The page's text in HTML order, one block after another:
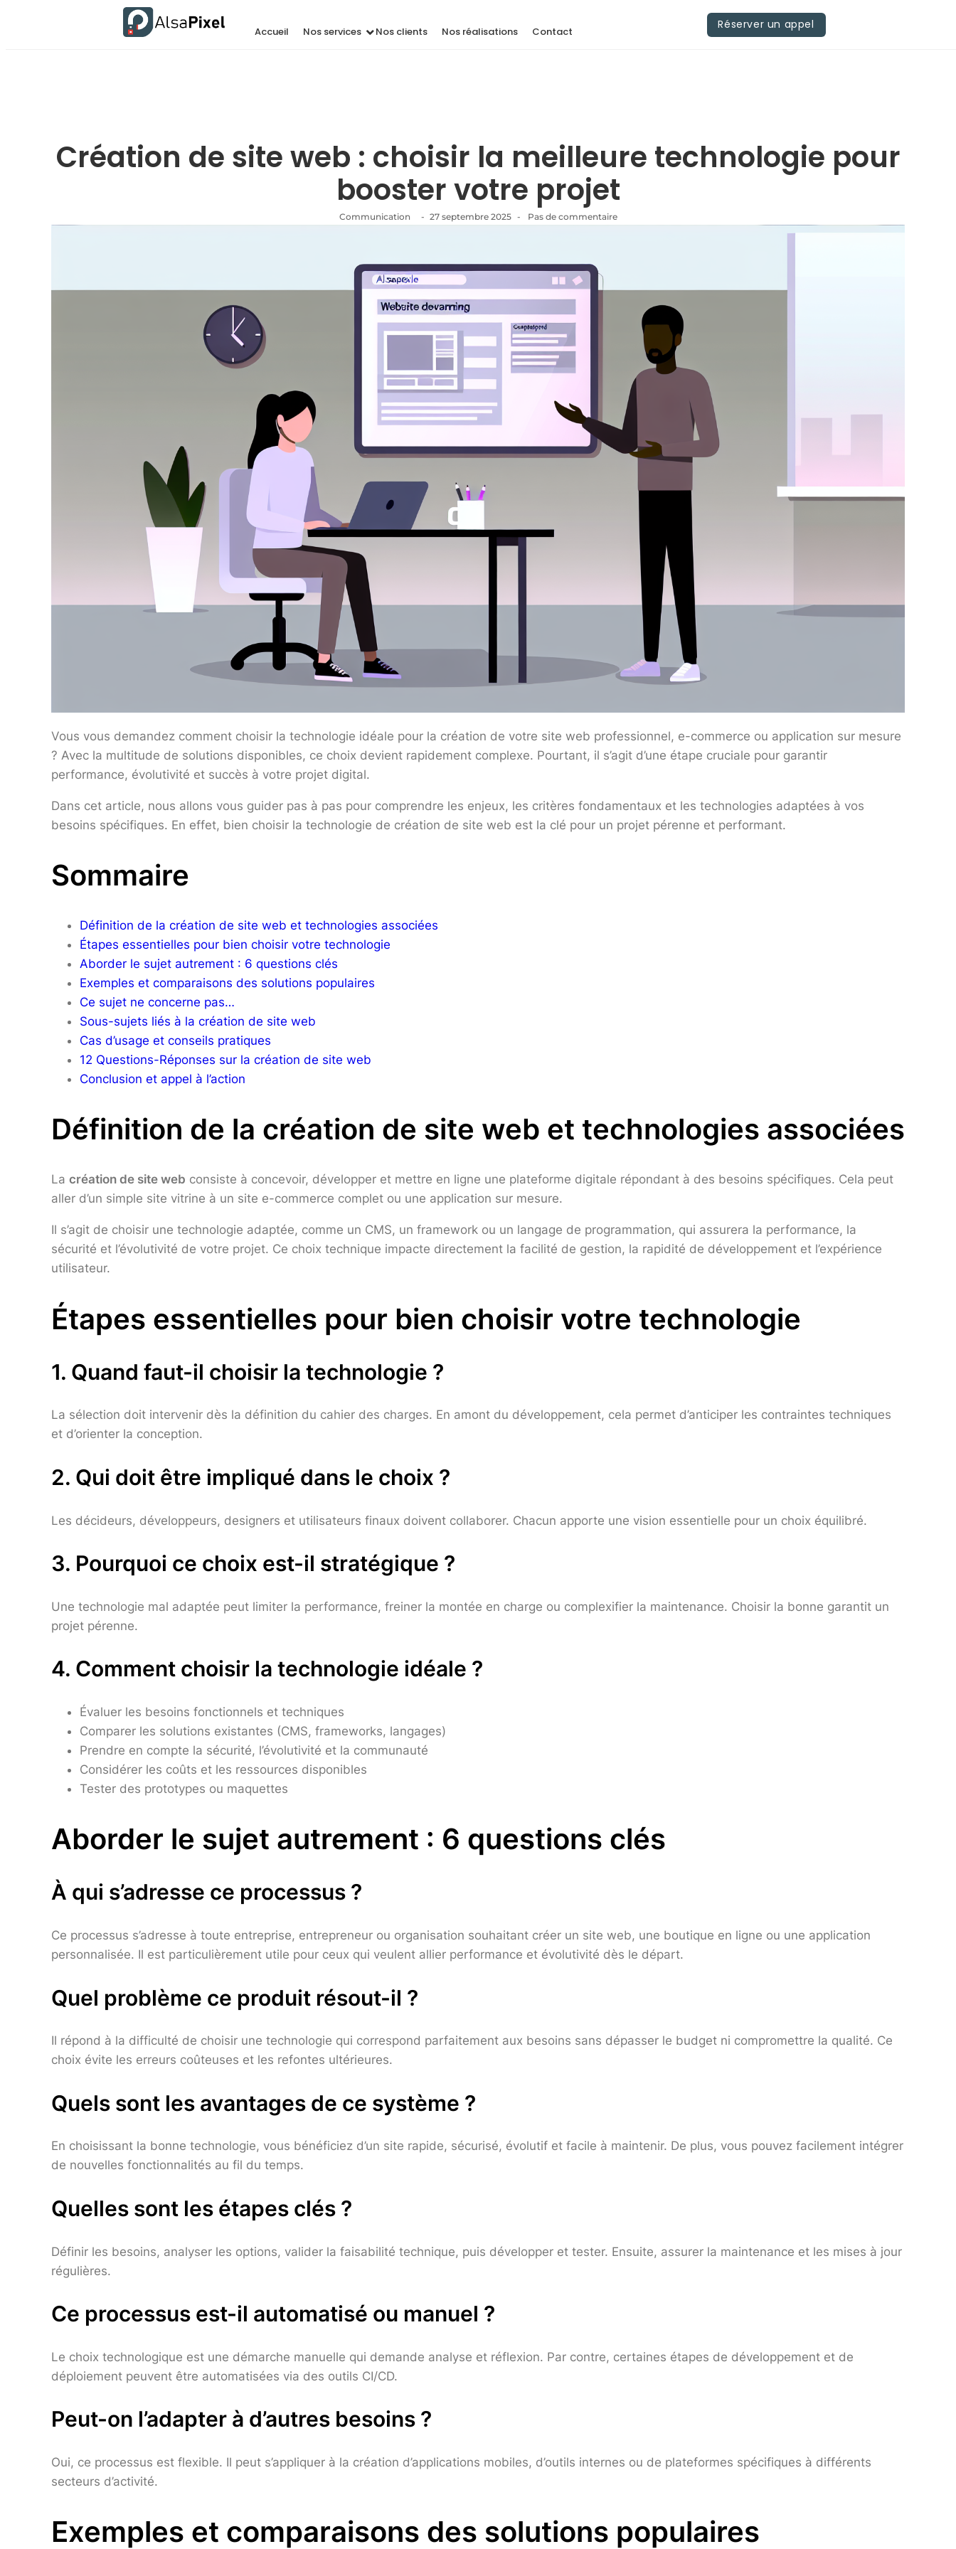
Accueil Nos services Nos clients Nos réalisations Contact
Réserver un appel
Création de site web : choisir la meilleure technologie pour
booster votre projet
Communication - 27 septembre 2025 - Pas de commentaire
Vous vous demandez comment choisir la technologie idéale pour la création de votre site web professionnel, e-commerce ou application sur mesure
? Avec la multitude de solutions disponibles, ce choix devient rapidement complexe. Pourtant, il s’agit d’une étape cruciale pour garantir
performance, évolutivité et succès à votre projet digital.
Dans cet article, nous allons vous guider pas à pas pour comprendre les enjeux, les critères fondamentaux et les technologies adaptées à vos
besoins spécifiques. En effet, bien choisir la technologie de création de site web est la clé pour un projet pérenne et performant.
Sommaire
Définition de la création de site web et technologies associées
Étapes essentielles pour bien choisir votre technologie
Aborder le sujet autrement : 6 questions clés
Exemples et comparaisons des solutions populaires
Ce sujet ne concerne pas…
Sous-sujets liés à la création de site web
Cas d’usage et conseils pratiques
12 Questions-Réponses sur la création de site web
Conclusion et appel à l’action
Définition de la création de site web et technologies associées
La création de site web consiste à concevoir, développer et mettre en ligne une plateforme digitale répondant à des besoins spécifiques. Cela peut
aller d’un simple site vitrine à un site e-commerce complet ou une application sur mesure.
Il s’agit de choisir une technologie adaptée, comme un CMS, un framework ou un langage de programmation, qui assurera la performance, la
sécurité et l’évolutivité de votre projet. Ce choix technique impacte directement la facilité de gestion, la rapidité de développement et l’expérience
utilisateur.
Étapes essentielles pour bien choisir votre technologie
1. Quand faut-il choisir la technologie ?
La sélection doit intervenir dès la définition du cahier des charges. En amont du développement, cela permet d’anticiper les contraintes techniques
et d’orienter la conception.
2. Qui doit être impliqué dans le choix ?
Les décideurs, développeurs, designers et utilisateurs finaux doivent collaborer. Chacun apporte une vision essentielle pour un choix équilibré.
3. Pourquoi ce choix est-il stratégique ?
Une technologie mal adaptée peut limiter la performance, freiner la montée en charge ou complexifier la maintenance. Choisir la bonne garantit un
projet pérenne.
4. Comment choisir la technologie idéale ?
Évaluer les besoins fonctionnels et techniques
Comparer les solutions existantes (CMS, frameworks, langages)
Prendre en compte la sécurité, l’évolutivité et la communauté
Considérer les coûts et les ressources disponibles
Tester des prototypes ou maquettes
Aborder le sujet autrement : 6 questions clés
À qui s’adresse ce processus ?
Ce processus s’adresse à toute entreprise, entrepreneur ou organisation souhaitant créer un site web, une boutique en ligne ou une application
personnalisée. Il est particulièrement utile pour ceux qui veulent allier performance et évolutivité dès le départ.
Quel problème ce produit résout-il ?
Il répond à la difficulté de choisir une technologie qui correspond parfaitement aux besoins sans dépasser le budget ni compromettre la qualité. Ce
choix évite les erreurs coûteuses et les refontes ultérieures.
Quels sont les avantages de ce système ?
En choisissant la bonne technologie, vous bénéficiez d’un site rapide, sécurisé, évolutif et facile à maintenir. De plus, vous pouvez facilement intégrer
de nouvelles fonctionnalités au fil du temps.
Quelles sont les étapes clés ?
Définir les besoins, analyser les options, valider la faisabilité technique, puis développer et tester. Ensuite, assurer la maintenance et les mises à jour
régulières.
Ce processus est-il automatisé ou manuel ?
Le choix technologique est une démarche manuelle qui demande analyse et réflexion. Par contre, certaines étapes de développement et de
déploiement peuvent être automatisées via des outils CI/CD.
Peut-on l’adapter à d’autres besoins ?
Oui, ce processus est flexible. Il peut s’appliquer à la création d’applications mobiles, d’outils internes ou de plateformes spécifiques à différents
secteurs d’activité.
Exemples et comparaisons des solutions populaires